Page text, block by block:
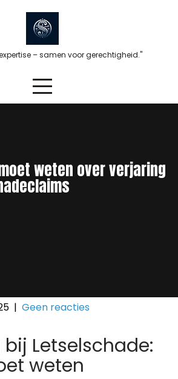
– samen voor gerechtigheid."
weten over verjaring
| Geen reacties
Letselschade:
weten